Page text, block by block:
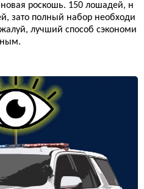
роскошь. 150 лошадей, н
зато полный набор необходи
лучший способ сэкономи